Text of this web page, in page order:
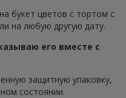
букет цветов с тортом с
на любую другую дату.
его вместе с
защитную упаковку,
состоянии.